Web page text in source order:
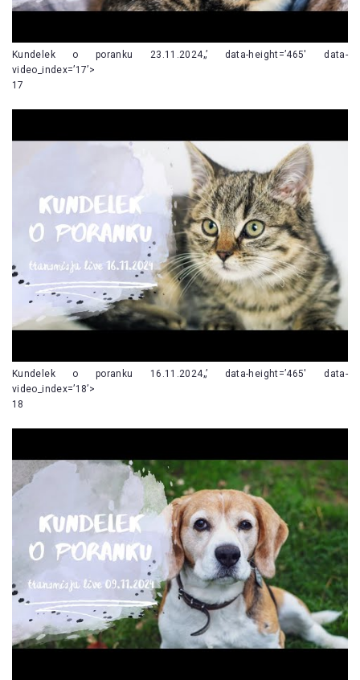
Kundelek o poranku 23.11.2024„’ data-height=’465′ data-
video_index=’17’>
17
Kundelek o poranku 16.11.2024„’ data-height=’465′ data-
video_index=’18’>
18